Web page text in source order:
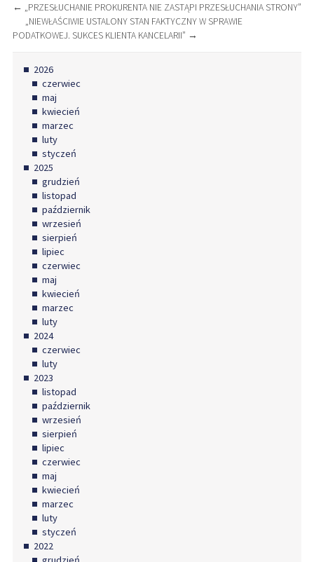
NAWIGACJA
WPISU
← „PRZESŁUCHANIE PROKURENTA NIE ZASTĄPI PRZESŁUCHANIA STRONY”
„NIEWŁAŚCIWIE USTALONY STAN FAKTYCZNY W SPRAWIE
PODATKOWEJ. SUKCES KLIENTA KANCELARII” →
2026
czerwiec
maj
kwiecień
marzec
luty
styczeń
2025
grudzień
listopad
październik
wrzesień
sierpień
lipiec
czerwiec
maj
kwiecień
marzec
luty
2024
czerwiec
luty
2023
listopad
październik
wrzesień
sierpień
lipiec
czerwiec
maj
kwiecień
marzec
luty
styczeń
2022